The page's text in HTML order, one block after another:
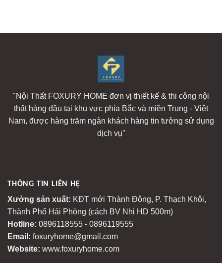
"Nội Thất FOXURY HOME đơn vị thiết kế & thi công nội
thất hàng đầu tại khu vực phía Bắc và miền Trung - Việt
Nam, được hàng trăm ngàn khách hàng tin tưởng sử dụng
dịch vụ"
THÔNG TIN LIÊN HỆ
Xưởng sản xuất: KĐT mới Thành Đông, P. Thạch Khôi,
Thành Phố Hải Phòng (cách BV Nhi HD 500m)
Hotline: 0896118555 - 0896119555
Email: foxuryhome@gmail.com
Website: www.foxuryhome.com